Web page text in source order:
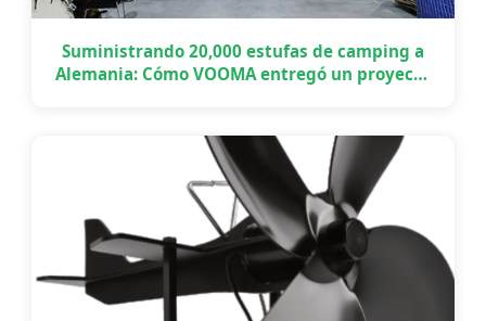
Suministrando 20,000 estufas de camping a
Alemania: Cómo VOOMA entregó un proyecto